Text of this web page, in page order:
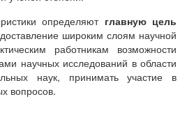
определяют главную цель
широким слоям научной
работникам возможности
научных исследований в области
наук, принимать участие в
вопросов.